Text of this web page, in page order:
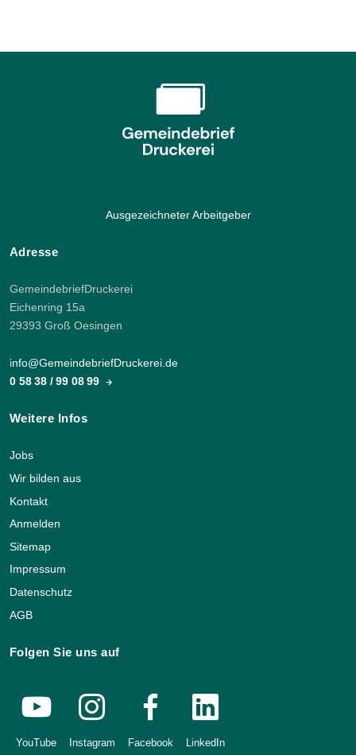
Ausgezeichneter Arbeitgeber
Adresse
GemeindebriefDruckerei
Eichenring 15a
29393 Groß Oesingen
info@GemeindebriefDruckerei.de
0 58 38 / 99 08 99
Weitere Infos
Jobs
Wir bilden aus
Kontakt
Anmelden
Sitemap
Impressum
Datenschutz
AGB
Folgen Sie uns auf
YouTube Instagram Facebook LinkedIn